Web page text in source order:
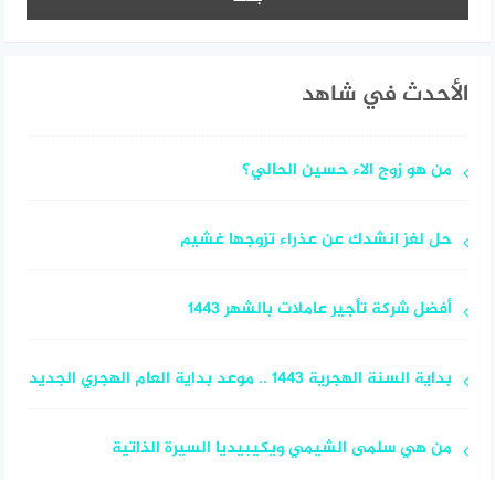
الأحدث في شاهد
من هو زوج الاء حسين الحالي؟
حل لغز انشدك عن عذراء تزوجها غشيم
أفضل شركة تأجير عاملات بالشهر 1443
بداية السنة الهجرية 1443 .. موعد بداية العام الهجري الجديد
من هي سلمى الشيمي ويكيبيديا السيرة الذاتية